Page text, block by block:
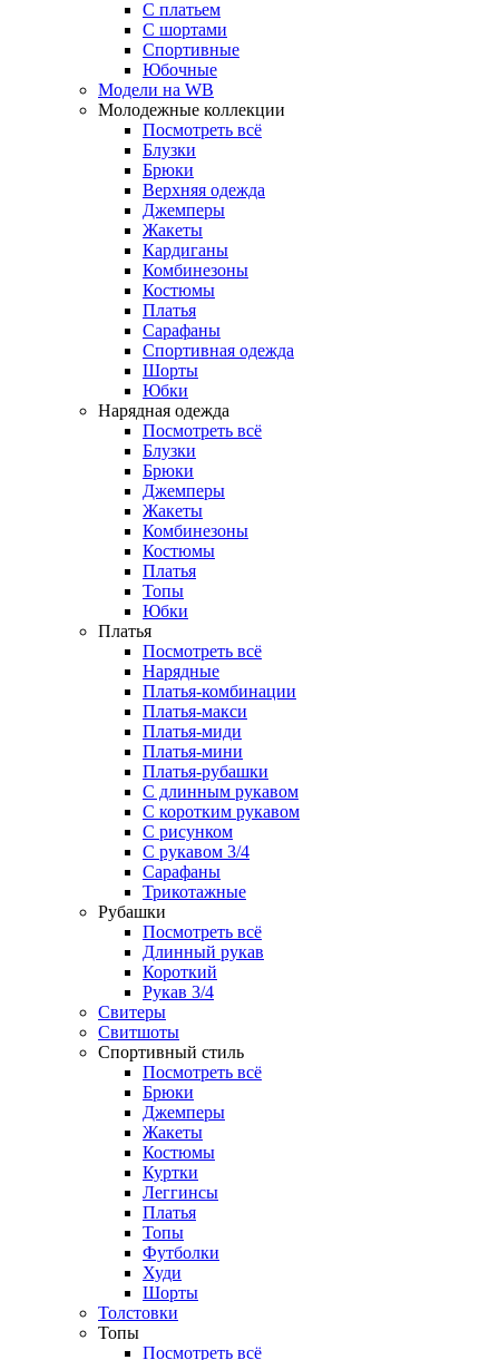
С платьем
С шортами
Спортивные
Юбочные
Модели на WB
Молодежные коллекции
Посмотреть всё
Блузки
Брюки
Верхняя одежда
Джемперы
Жакеты
Кардиганы
Комбинезоны
Костюмы
Платья
Сарафаны
Спортивная одежда
Шорты
Юбки
Нарядная одежда
Посмотреть всё
Блузки
Брюки
Джемперы
Жакеты
Комбинезоны
Костюмы
Платья
Топы
Юбки
Платья
Посмотреть всё
Нарядные
Платья-комбинации
Платья-макси
Платья-миди
Платья-мини
Платья-рубашки
С длинным рукавом
С коротким рукавом
С рисунком
С рукавом 3/4
Сарафаны
Трикотажные
Рубашки
Посмотреть всё
Длинный рукав
Короткий
Рукав 3/4
Свитеры
Свитшоты
Спортивный стиль
Посмотреть всё
Брюки
Джемперы
Жакеты
Костюмы
Куртки
Леггинсы
Платья
Топы
Футболки
Худи
Шорты
Толстовки
Топы
Посмотреть всё